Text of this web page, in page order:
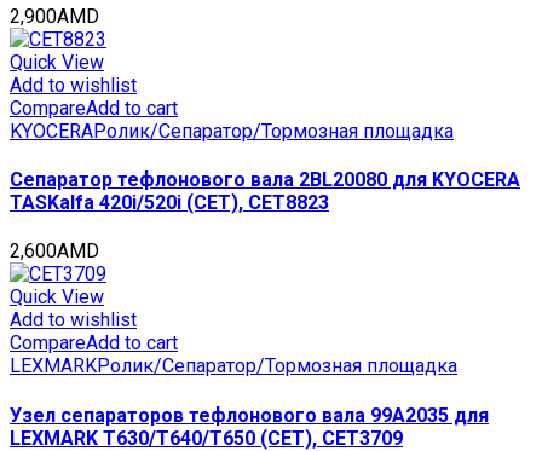
2,900AMD
Quick View
Add to wishlist
CompareAdd to cart
KYOCERAРолик/Сепаратор/Тормозная площадка
Сепаратор тефлонового вала 2BL20080 для KYOCERA
TASKalfa 420i/520i (CET), CET8823
2,600AMD
Quick View
Add to wishlist
CompareAdd to cart
LEXMARKРолик/Сепаратор/Тормозная площадка
Узел сепараторов тефлонового вала 99A2035 для
LEXMARK T630/T640/T650 (CET), CET3709